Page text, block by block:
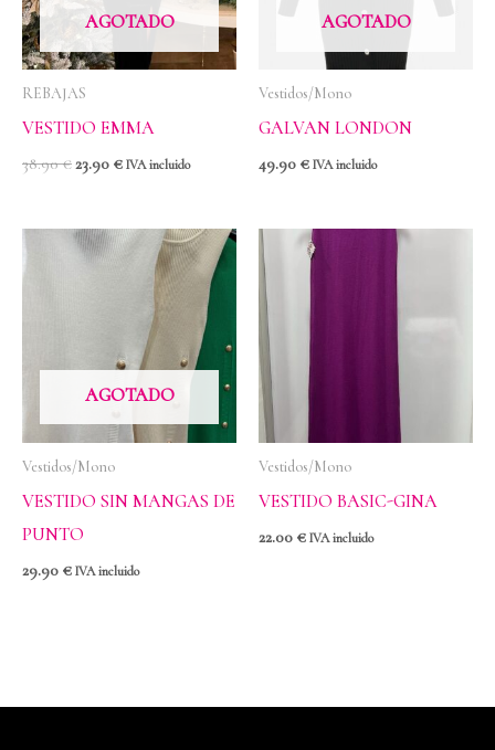
AGOTADO
REBAJAS
VESTIDO EMMA
38.90€23.90 € IVA incluido
AGOTADO
Vestidos/Mono
GALVAN LONDON
49.90 € IVA incluido
AGOTADO
Vestidos/Mono
VESTIDO SIN MANGAS DE
PUNTO
29.90 € IVA incluido
Vestidos/Mono
VESTIDO BASIC-GINA
22.00 € IVA incluido